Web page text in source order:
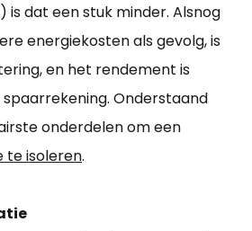
is dat een stuk minder. Alsnog
energiekosten als gevolg, is
en het rendement is
Onderstaand
onderdelen om een
te isoleren.